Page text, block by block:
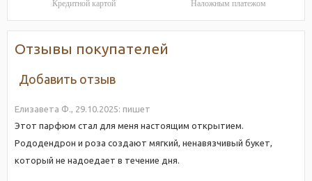
Кредитной картой Наложным платежом
Отзывы покупателей
Добавить отзыв
Елизавета Ф., 29.10.2025: пишет
Этот парфюм стал для меня настоящим открытием.
Рододендрон и роза создают мягкий, ненавязчивый букет,
который не надоедает в течение дня.